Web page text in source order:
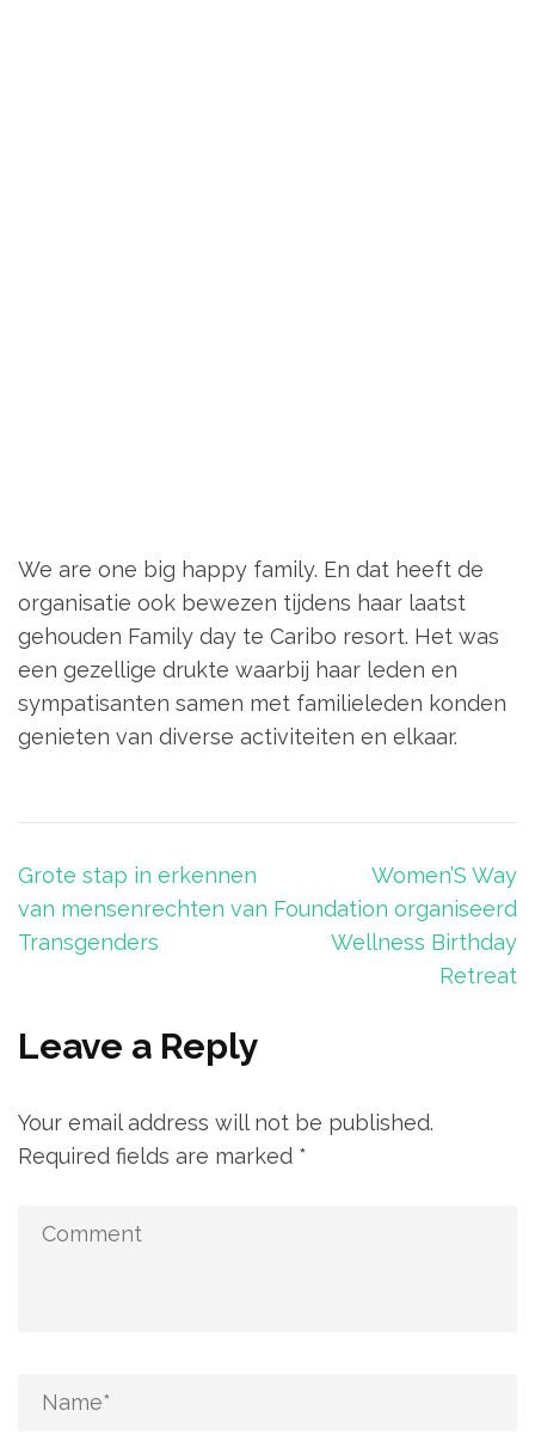
We are one big happy family. En dat heeft de
organisatie ook bewezen tijdens haar laatst
gehouden Family day te Caribo resort. Het was
een gezellige drukte waarbij haar leden en
sympatisanten samen met familieleden konden
genieten van diverse activiteiten en elkaar.
Grote stap in erkennen
van mensenrechten van
Transgenders
Women’S Way
Foundation organiseerd
Wellness Birthday
Retreat
Leave a Reply
Your email address will not be published.
Required fields are marked *